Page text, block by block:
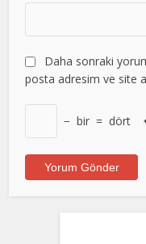
Daha sonraki
posta adresim ve site
− bir = dört